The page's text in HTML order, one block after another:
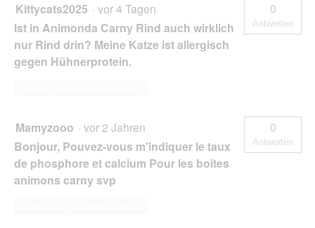
Kittycats2025 · vor 4 Tagen
Ist in Animonda Carny Rind auch wirklich
nur Rind drin? Meine Katze ist allergisch
gegen Hühnerprotein.
0
Antworten
Mamyzooo · vor 2 Jahren
Bonjour, Pouvez-vous m'indiquer le taux
de phosphore et calcium Pour les boîtes
animons carny svp
0
Antworten